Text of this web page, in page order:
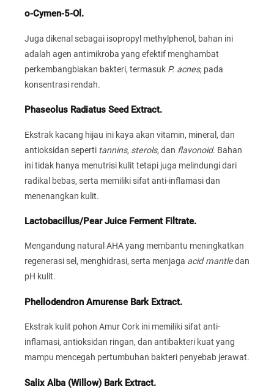
o-Cymen-5-Ol.
Juga dikenal sebagai isopropyl methylphenol, bahan ini
adalah agen antimikroba yang efektif menghambat
perkembangbiakan bakteri, termasuk P. acnes, pada
konsentrasi rendah.
Phaseolus Radiatus Seed Extract.
Ekstrak kacang hijau ini kaya akan vitamin, mineral, dan
antioksidan seperti tannins, sterols, dan flavonoid. Bahan
ini tidak hanya menutrisi kulit tetapi juga melindungi dari
radikal bebas, serta memiliki sifat anti-inflamasi dan
menenangkan kulit.
Lactobacillus/Pear Juice Ferment Filtrate.
Mengandung natural AHA yang membantu meningkatkan
regenerasi sel, menghidrasi, serta menjaga acid mantledan
pH kulit.
Phellodendron Amurense Bark Extract.
Ekstrak kulit pohon Amur Cork ini memiliki sifat anti-
inflamasi, antioksidan ringan, dan antibakteri kuat yang
mampu mencegah pertumbuhan bakteri penyebab jerawat.
Salix Alba (Willow) Bark Extract.